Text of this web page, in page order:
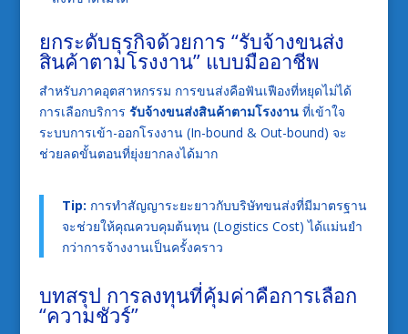
ยกระดับธุรกิจด้วยการ “รับจ้างขนส่ง
สินค้าตามโรงงาน” แบบมืออาชีพ
สำหรับภาคอุตสาหกรรม การขนส่งคือฟันเฟืองที่หยุดไม่ได้
การเลือกบริการ รับจ้างขนส่งสินค้าตามโรงงานที่เข้าใจ
ระบบการเข้า-ออกโรงงาน (In-bound & Out-bound) จะ
ช่วยลดขั้นตอนที่ยุ่งยากลงได้มาก
Tip: การทำสัญญาระยะยาวกับบริษัทขนส่งที่มีมาตรฐาน
จะช่วยให้คุณควบคุมต้นทุน (Logistics Cost) ได้แม่นยำ
กว่าการจ้างงานเป็นครั้งคราว
บทสรุป การลงทุนที่คุ้มค่าคือการเลือก
“ความชัวร์”